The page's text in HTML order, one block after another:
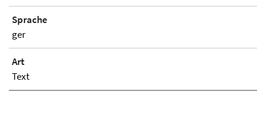
Sprache
ger
Art
Text